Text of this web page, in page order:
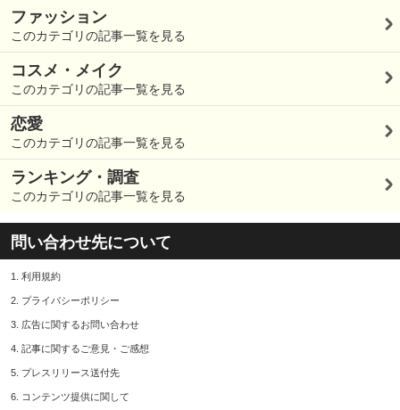
ファッション
このカテゴリの記事一覧を見る
コスメ・メイク
このカテゴリの記事一覧を見る
恋愛
このカテゴリの記事一覧を見る
ランキング・調査
このカテゴリの記事一覧を見る
問い合わせ先について
1. 利用規約
2. プライバシーポリシー
3. 広告に関するお問い合わせ
4. 記事に関するご意見・ご感想
5. プレスリリース送付先
6. コンテンツ提供に関して